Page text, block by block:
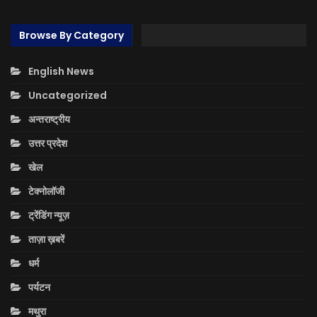
Browse By Category
English News
Uncategorized
अन्तराष्ट्रीय
उत्तर प्रदेश
खेल
टेक्नोलॉजी
ट्रेंडिंग न्यूज़
ताज़ा ख़बरें
धर्म
पर्यटन
मथुरा